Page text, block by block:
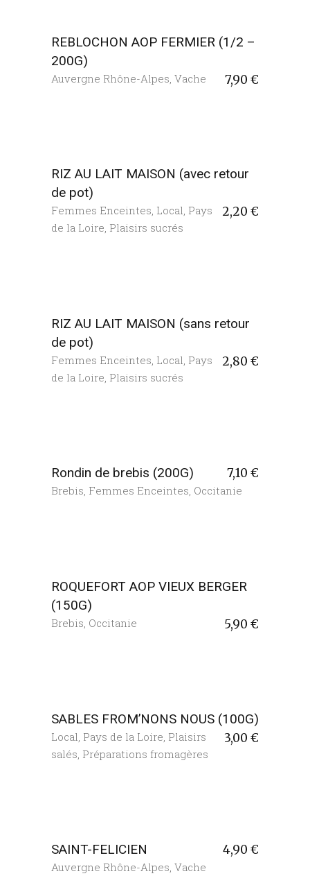
REBLOCHON AOP FERMIER (1/2 –
200G)
7,90 €
Auvergne Rhône-Alpes Vache
RIZ AU LAIT MAISON (avec retour
de pot)
2,20 €
Femmes Enceintes, Local, Pays
de la Loire, Plaisirs sucrés
RIZ AU LAIT MAISON (sans retour
de pot)
2,80 €
Femmes Enceintes Local Pays
de la Loire Plaisirs sucrés
Rondin de brebis (200G) 7,10 €
Brebis, Femmes Enceintes, Occitanie
ROQUEFORT AOP VIEUX BERGER
(150G)
5,90 €
Brebis Occitanie
SABLES FROM’NONS NOUS (100G)
3,00 €
Local Pays de la Loire Plaisirs
salés Préparations fromagères
SAINT-FELICIEN 4,90 €
Auvergne Rhône-Alpes, Vache